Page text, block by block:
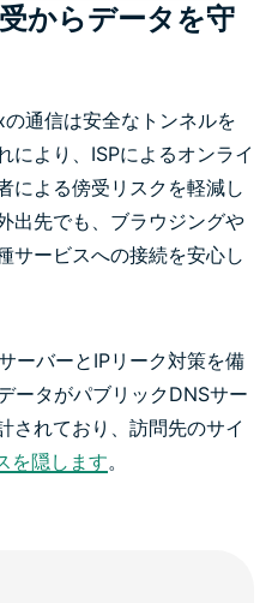
からデータを守
通信は安全なトンネルを
により、ISPによるオンライ
による傍受リスクを軽減し
出先でも、ブラウジングや
サービスへの接続を安心し
ーバーとIPリーク対策を備
ータがパブリックDNSサー
されており、訪問先のサイ
を隠します。